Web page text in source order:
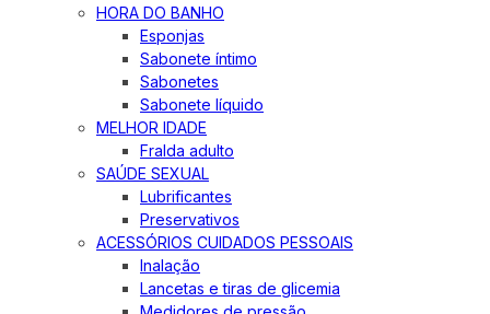
HORA DO BANHO
Esponjas
Sabonete íntimo
Sabonetes
Sabonete líquido
MELHOR IDADE
Fralda adulto
SAÚDE SEXUAL
Lubrificantes
Preservativos
ACESSÓRIOS CUIDADOS PESSOAIS
Inalação
Lancetas e tiras de glicemia